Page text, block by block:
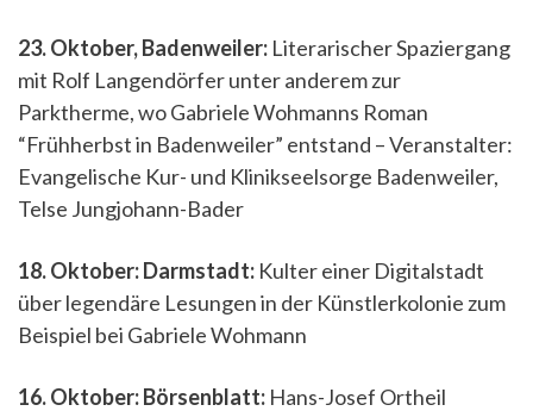
23. Oktober, Badenweiler: Literarischer Spaziergang
mit Rolf Langendörfer unter anderem zur
Parktherme, wo Gabriele Wohmanns Roman
“Frühherbst in Badenweiler” entstand – Veranstalter:
Evangelische Kur- und Klinikseelsorge Badenweiler,
Telse Jungjohann-Bader
18. Oktober: Darmstadt: Kulter einer Digitalstadt
über legendäre Lesungen in der Künstlerkolonie zum
Beispiel bei Gabriele Wohmann
16. Oktober: Börsenblatt: Hans-Josef Ortheil